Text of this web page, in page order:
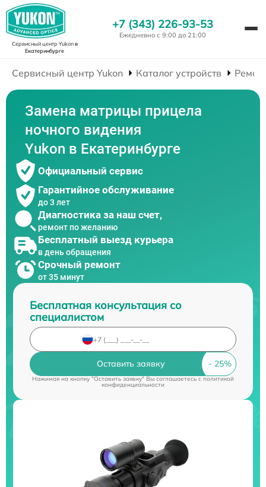
Сервисный центр Yukonв
Екатеринбурге
+7 (343) 226-93-53
Ежедневно с 9:00 до 21:00
Сервисный центр Yukon Каталог устройств
Замена матрицы прицела
ночного видения
Yukon в Екатеринбурге
Официальный сервис
Гарантийное обслуживание
до 3 лет
Диагностика за наш счет,
ремонт по желанию
Бесплатный выезд курьера
в день обращения
Срочный ремонт
от 35 минут
Бесплатная консультация со
специалистом
Оставить заявку
Нажимая на кнопку "Оставить заявку" Вы соглашаетесь cполитикой
конфиденциальности